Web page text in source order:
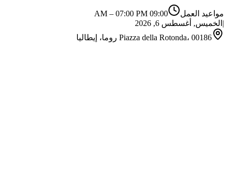
مواعيد العمل 09:00 AM
– 07:00 PM
| الخميس, أغسطس 6, 2026
Piazza della Rotonda، 00186 روما، إيطاليا